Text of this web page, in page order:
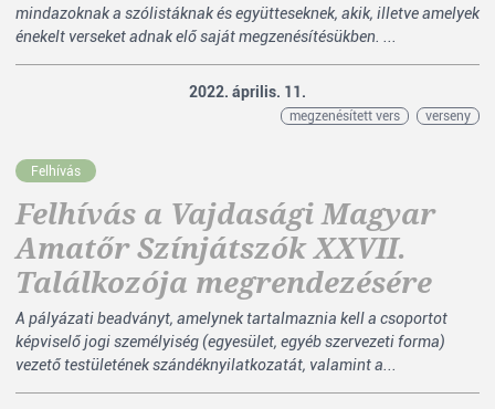
mindazoknak a szólistáknak és együtteseknek, akik, illetve amelyek
énekelt verseket adnak elő saját megzenésítésükben. ...
2022. április. 11.
megzenésített vers verseny
Felhívás
Felhívás a Vajdasági Magyar
Amatőr Színjátszók XXVII.
Találkozója megrendezésére
A pályázati beadványt, amelynek tartalmaznia kell a csoportot
képviselő jogi személyiség (egyesület, egyéb szervezeti forma)
vezető testületének szándéknyilatkozatát, valamint a...